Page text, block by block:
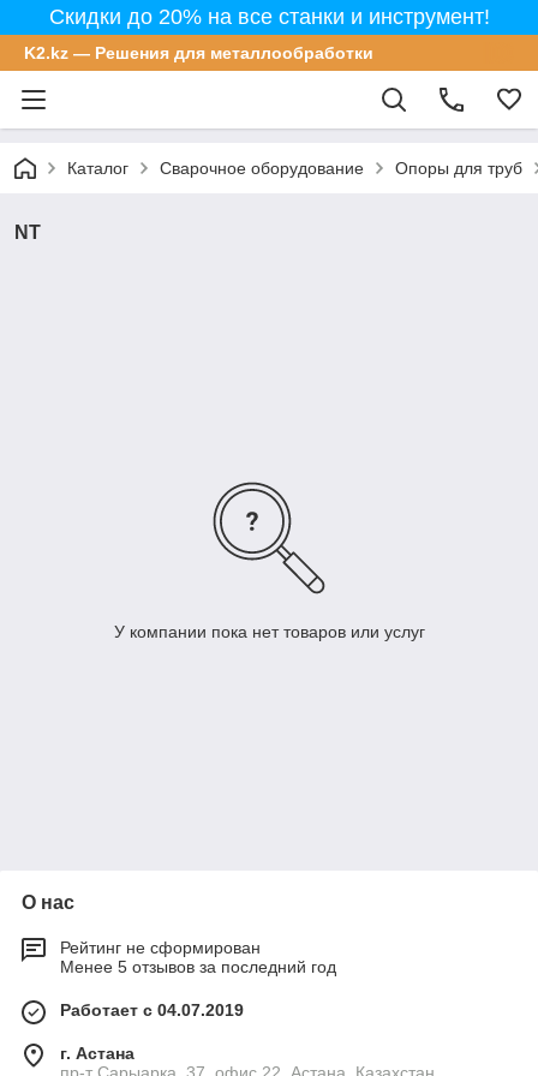
Скидки до 20% на все станки и инструмент!
K2.kz — Решения для металлообработки
Каталог Сварочное оборудование Опоры для труб
NT
У компании пока нет товаров или услуг
О нас
Рейтинг не сформирован
Менее 5 отзывов за последний год
Работает с 04.07.2019
г. Астана